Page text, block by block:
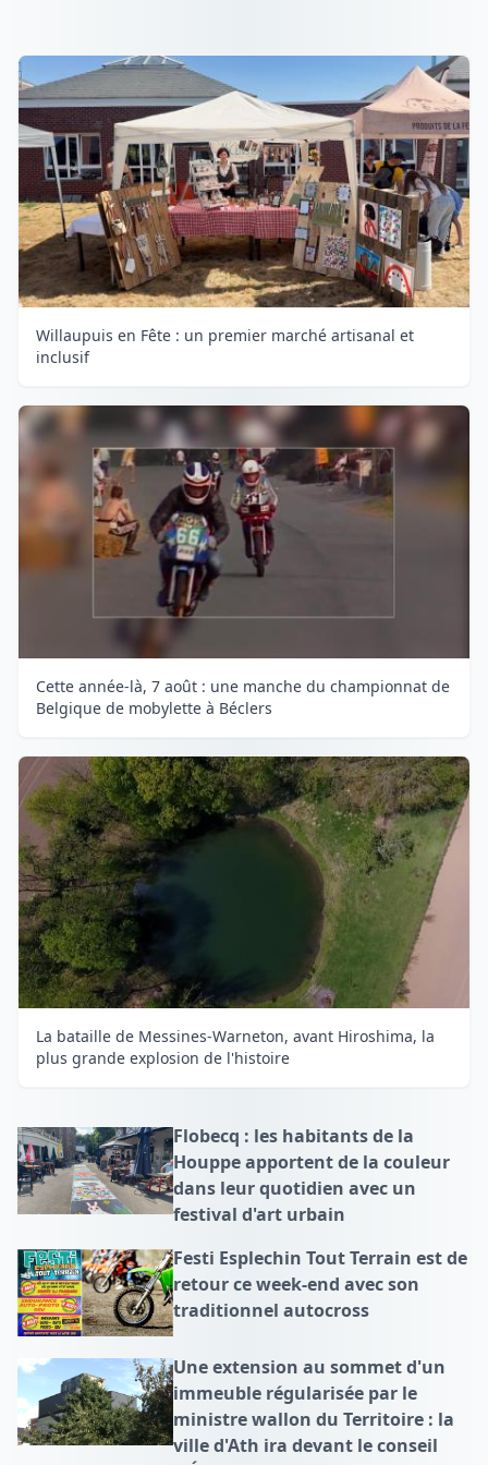
Willaupuis en Fête : un premier marché artisanal et
inclusif
Cette année-là, 7 août : une manche du championnat de
Belgique de mobylette à Béclers
La bataille de Messines-Warneton, avant Hiroshima, la
plus grande explosion de l'histoire
Flobecq : les habitants de la
Houppe apportent de la couleur
dans leur quotidien avec un
festival d'art urbain
Festi Esplechin Tout Terrain est de
retour ce week-end avec son
traditionnel autocross
Une extension au sommet d'un
immeuble régularisée par le
ministre wallon du Territoire : la
ville d'Ath ira devant le conseil